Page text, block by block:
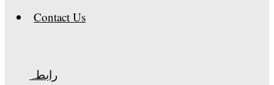
Contact Us
رابطہ